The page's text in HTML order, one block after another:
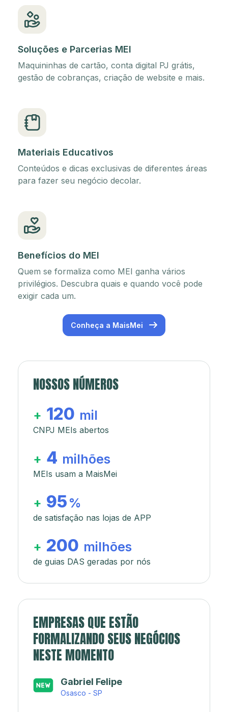
Soluções e Parcerias MEI
Maquininhas de cartão, conta digital PJ grátis,
gestão de cobranças, criação de website e mais.
Materiais Educativos
Conteúdos e dicas exclusivas de diferentes áreas
para fazer seu negócio decolar.
Benefícios do MEI
Quem se formaliza como MEI ganha vários
privilégios. Descubra quais e quando você pode
exigir cada um.
Conheça a MaisMei
NOSSOS NÚMEROS
+ 120 mil
CNPJ MEIs abertos
+ 4 milhões
MEIs usam a MaisMei
+ 95 %
de satisfação nas lojas de APP
+ 200 milhões
de guias DAS geradas por nós
EMPRESAS QUE ESTÃO
FORMALIZANDO SEUS NEGÓCIOS
NESTE MOMENTO
Japa’s açaí e sorveteria
Rio de Janeiro - RJ